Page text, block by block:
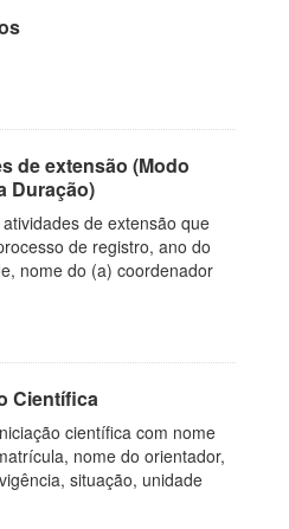
de extensão (Modo
Duração)
de extensão que
de registro, ano do
nome do (a) coordenador
Científica
científica com nome
nome do orientador,
situação, unidade